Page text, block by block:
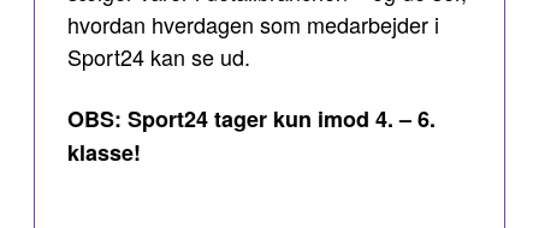
hvordan hverdagen som medarbejder i
Sport24 kan se ud.
OBS: Sport24 tager kun imod 4. – 6.
klasse!